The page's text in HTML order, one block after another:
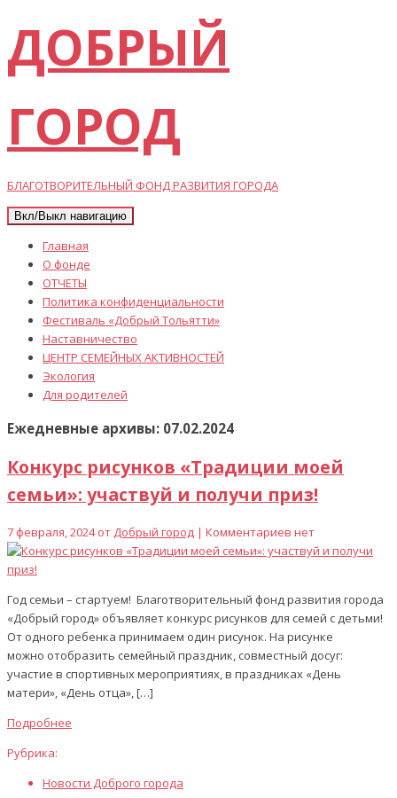
ДОБРЫЙ
ГОРОД
БЛАГОТВОРИТЕЛЬНЫЙ ФОНД РАЗВИТИЯ ГОРОДА
Вкл/Выкл навигацию
Главная
О фонде
ОТЧЕТЫ
Политика конфиденциальности
Фестиваль «Добрый Тольятти»
Наставничество
ЦЕНТР СЕМЕЙНЫХ АКТИВНОСТЕЙ
Экология
Для родителей
Ежедневные архивы: 07.02.2024
Конкурс рисунков «Традиции моей
семьи»: участвуй и получи приз!
7 февраля, 2024 от Добрый город | Комментариев нет
Год семьи – стартуем! Благотворительный фонд развития города
«Добрый город» объявляет конкурс рисунков для семей с детьми!
От одного ребенка принимаем один рисунок. На рисунке
можно отобразить семейный праздник, совместный досуг:
участие в спортивных мероприятиях, в праздниках «День
матери», «День отца», […]
Подробнее
Рубрика:
Новости Доброго города